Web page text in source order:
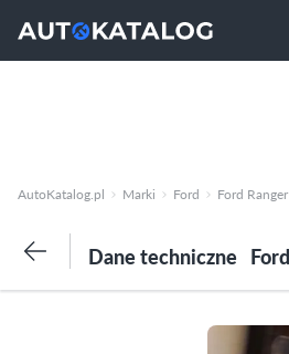
AutoKatalog.pl Marki Ford Ford Ranger
Dane techniczne